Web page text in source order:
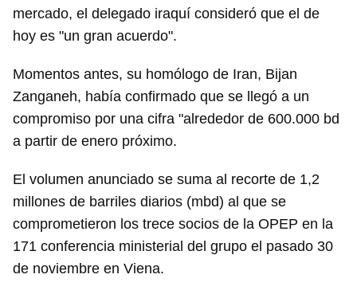
mercado, el delegado iraquí consideró que el de
hoy es "un gran acuerdo".
Momentos antes, su homólogo de Iran, Bijan
Zanganeh, había confirmado que se llegó a un
compromiso por una cifra "alrededor de 600.000 bd
a partir de enero próximo.
El volumen anunciado se suma al recorte de 1,2
millones de barriles diarios (mbd) al que se
comprometieron los trece socios de la OPEP en la
171 conferencia ministerial del grupo el pasado 30
de noviembre en Viena.